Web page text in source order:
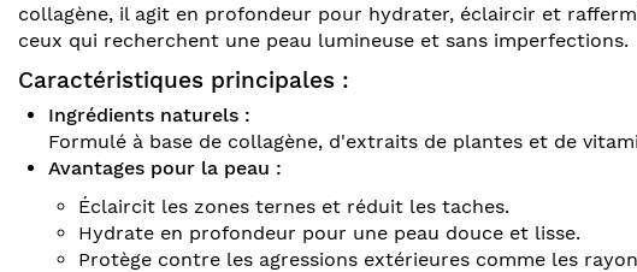
collagène, il agit en profondeur pour hydrater, éclaircir et
ceux qui recherchent une peau lumineuse et sans imperfections.
Caractéristiques principales :
Ingrédients naturels :
Formulé à base de collagène, d'extraits de plantes et de
Avantages pour la peau :
Éclaircit les zones ternes et réduit les taches.
Hydrate en profondeur pour une peau douce et lisse.
Protège contre les agressions extérieures comme les